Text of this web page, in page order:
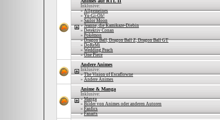
Inklusive:
»Allgemeines
» Yu-Gi-Oh!
» Sailor Moon
»Jeanne, die Kamikaze-Diebin
» Detektiv Conan
» Pokémon
»Dragon Ball, Dragon Ball Z, Dragon Ball GT
» DoReMi
» Wedding Peach
»One Piece
Andere Animes
Inklusive:
»The Vision of Escaflowne
» Andere Animes
Anime & Manga
Inklusive:
»Manga
» Bilder von Animes oder anderen Autoren
» Fanfics
»Fanarts